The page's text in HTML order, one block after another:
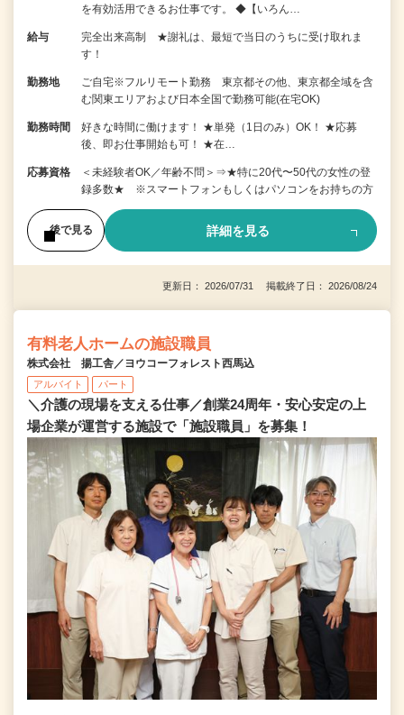
を有効活用できるお仕事です。 ◆【いろん…
給与
完全出来高制 ★謝礼は、最短で当日のうちに受け取れま
す！
勤務地
ご自宅※フルリモート勤務 東京都その他、東京都全域を含
む関東エリアおよび日本全国で勤務可能(在宅OK)
勤務時間
好きな時間に働けます！ ★単発（1日のみ）OK！ ★応募
後、即お仕事開始も可！ ★在…
応募資格
＜未経験者OK／年齢不問＞⇒★特に20代〜50代の女性の登
録多数★ ※スマートフォンもしくはパソコンをお持ちの方
後で見る 詳細を見る
更新日： 2026/07/31 掲載終了日： 2026/08/24
有料老人ホームの施設職員
株式会社 揚工舎／ヨウコーフォレスト西馬込
アルバイト パート
＼介護の現場を支える仕事／創業24周年・安心安定の上
場企業が運営する施設で「施設職員」を募集！